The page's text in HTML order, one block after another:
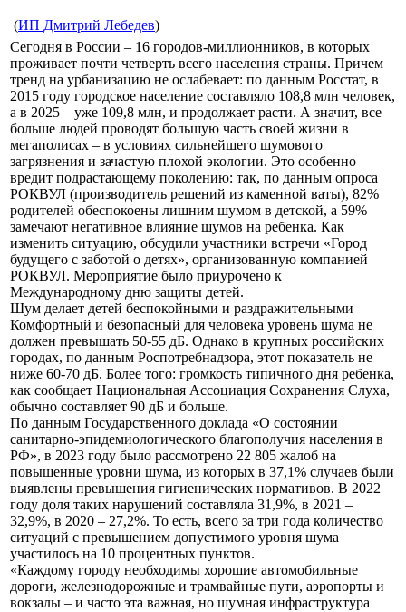
(ИП Дмитрий Лебедев)
Сегодня в России – 16 городов-миллионников, в которых
проживает почти четверть всего населения страны. Причем
тренд на урбанизацию не ослабевает: по данным Росстат, в
2015 году городское население составляло 108,8 млн человек,
а в 2025 – уже 109,8 млн, и продолжает расти. А значит, все
больше людей проводят большую часть своей жизни в
мегаполисах – в условиях сильнейшего шумового
загрязнения и зачастую плохой экологии. Это особенно
вредит подрастающему поколению: так, по данным опроса
РОКВУЛ (производитель решений из каменной ваты), 82%
родителей обеспокоены лишним шумом в детской, а 59%
замечают негативное влияние шумов на ребенка. Как
изменить ситуацию, обсудили участники встречи «Город
будущего с заботой о детях», организованную компанией
РОКВУЛ. Мероприятие было приурочено к
Международному дню защиты детей.
Шум делает детей беспокойными и раздражительными
Комфортный и безопасный для человека уровень шума не
должен превышать 50-55 дБ. Однако в крупных российских
городах, по данным Роспотребнадзора, этот показатель не
ниже 60-70 дБ. Более того: громкость типичного дня ребенка,
как сообщает Национальная Ассоциация Сохранения Слуха,
обычно составляет 90 дБ и больше.
По данным Государственного доклада «О состоянии
санитарно-эпидемиологического благополучия населения в
РФ», в 2023 году было рассмотрено 22 805 жалоб на
повышенные уровни шума, из которых в 37,1% случаев были
выявлены превышения гигиенических нормативов. В 2022
году доля таких нарушений составляла 31,9%, в 2021 –
32,9%, в 2020 – 27,2%. То есть, всего за три года количество
ситуаций с превышением допустимого уровня шума
участилось на 10 процентных пунктов.
«Каждому городу необходимы хорошие автомобильные
дороги, железнодорожные и трамвайные пути, аэропорты и
вокзалы – и часто эта важная, но шумная инфраструктура